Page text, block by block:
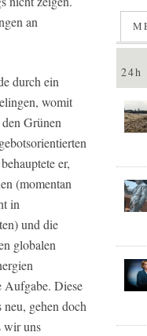
an
durch ein
womit
Grünen
er,
(momentan
in
und die
globalen
Aufgabe. Diese
gehen doch
wir uns
24h